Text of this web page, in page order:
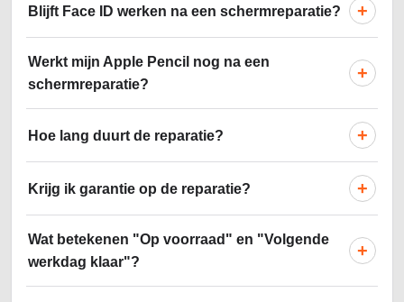
Blijft Face ID werken na een schermreparatie? +
Werkt mijn Apple Pencil nog na een
schermreparatie?
+
Hoe lang duurt de reparatie? +
Krijg ik garantie op de reparatie? +
Wat betekenen "Op voorraad" en "Volgende
werkdag klaar"?
+